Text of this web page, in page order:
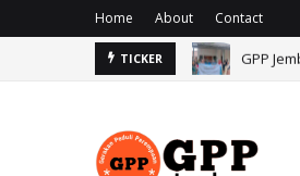
Home About Contact
TICKER
GPP